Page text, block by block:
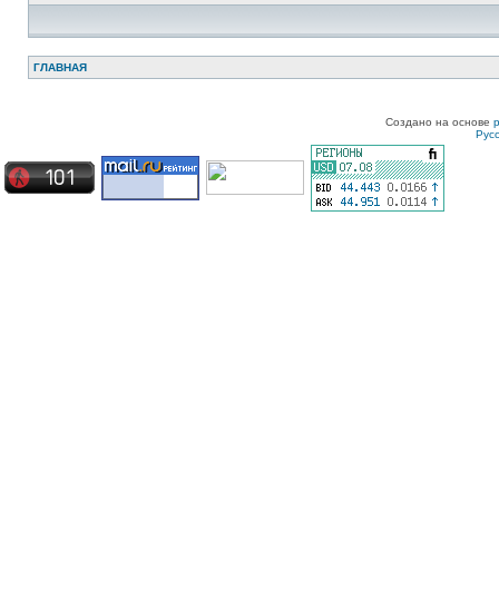
ГЛАВНАЯ
Создано на основе